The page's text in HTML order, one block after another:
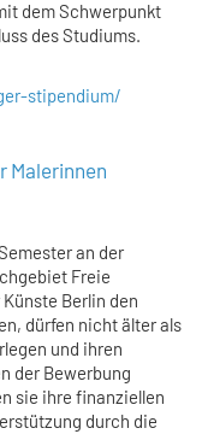
dem Schwerpunkt
des Studiums.
stipendium/
Malerinnen
an der
Freie
Berlin den
dürfen nicht älter als
und ihren
der Bewerbung
sie ihre finanziellen
durch die